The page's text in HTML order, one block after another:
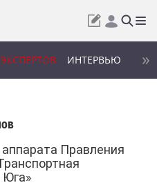
ИНТЕРВЬЮ
Правления
Юга»